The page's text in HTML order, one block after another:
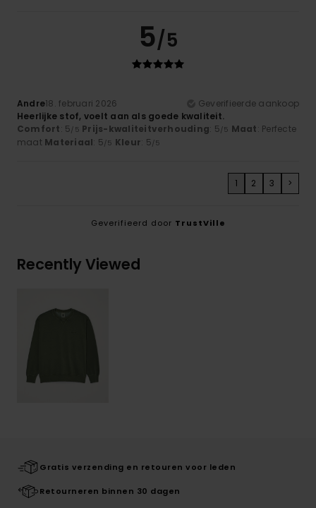
5/5
Andre18. februari 2026
Geverifieerde aankoop
Heerlijke stof, voelt aan als goede kwaliteit.
Comfort: 5 /5 Prijs-kwaliteitverhouding: 5 /5 Maat: Perfecte
maat Materiaal: 5 /5 Kleur: 5 /5
1 2 3 >
Geverifieerd door TrustVille
Recently Viewed
Gratis verzending en retouren voor leden
Retourneren binnen 30 dagen